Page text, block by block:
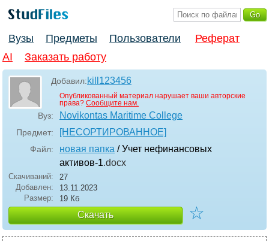
Вузы Предметы Пользователи
Реферат
AI
Заказать работу
Добавил:kill123456
Опубликованный материал нарушает ваши авторские
права? Сообщите нам.
Вуз: Novikontas Maritime College
Предмет: [НЕСОРТИРОВАННОЕ]
Файл: новая папка / Учет нефинансовых
активов-1.docx
Скачиваний:
27
Добавлен:
13.11.2023
Размер:
19 Кб
Скачать ☆